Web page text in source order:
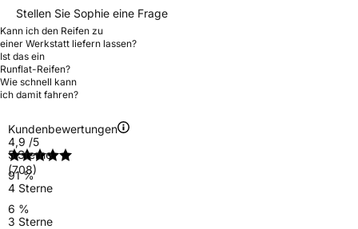
Stellen Sie Sophie eine Frage
Kann ich den Reifen zu
einer Werkstatt liefern lassen?
Ist das ein
Runflat-Reifen?
Wie schnell kann
ich damit fahren?
Kundenbewertungen
4,9 /5
(708)
5 Sterne
91 %
4 Sterne
6 %
3 Sterne